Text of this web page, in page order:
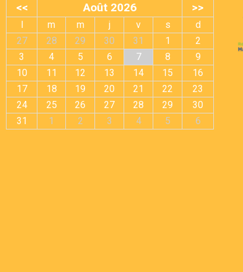
<< Août 2026 >>
l m m j v s
d
27
28 29 30 31 1
2
3
4 5 6 7 8
9
10
11 12 13 14 15
16
17
18 19 20 21 22
23
24
25 26 27 28 29
30
31
1 2 3 4 5 6